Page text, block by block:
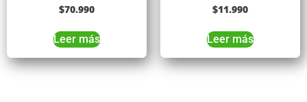
$70.990
Leer más
$11.990
Leer más